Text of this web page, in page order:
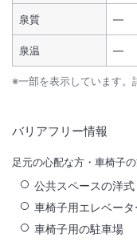
泉質 ―
泉温 ―
※一部を表示しています。
バリアフリー情報
足元の心配な方・車椅子
公共スペースの洋式
車椅子用エレベータ
車椅子用の駐車場